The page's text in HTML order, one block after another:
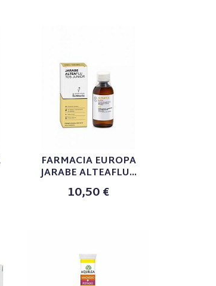
FARMACIA EUROPA
JARABE ALTEAFLU...
10,50 €